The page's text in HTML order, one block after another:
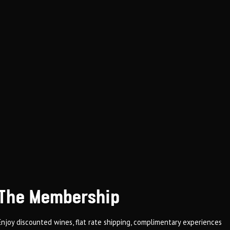
The Membership
discounted wines, flat rate shipping, complimentary experiences